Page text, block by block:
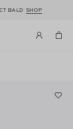
BALD SHOP